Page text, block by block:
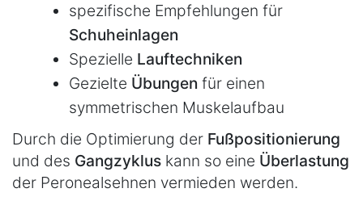
spezifische Empfehlungen für
Schuheinlagen
Spezielle Lauftechniken
Gezielte Übungen für einen
symmetrischen Muskelaufbau
Durch die Optimierung der Fußpositionierung
und des Gangzyklus kann so eine Überlastung
der Peronealsehnen vermieden werden.